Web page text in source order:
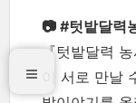
📷 #텃밭달력
『텃밭달력
이 서로 만날